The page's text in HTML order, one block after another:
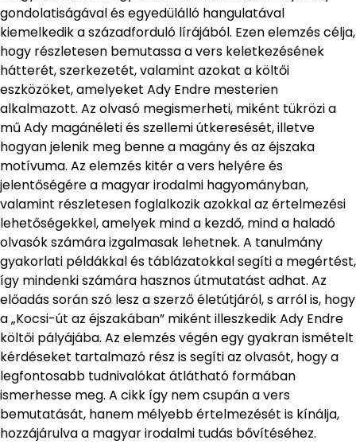
gondolatiságával és egyedülálló hangulatával
kiemelkedik a századforduló lírájából. Ezen elemzés célja,
hogy részletesen bemutassa a vers keletkezésének
hátterét, szerkezetét, valamint azokat a költői
eszközöket, amelyeket Ady Endre mesterien
alkalmazott. Az olvasó megismerheti, miként tükrözi a
mű Ady magánéleti és szellemi útkeresését, illetve
hogyan jelenik meg benne a magány és az éjszaka
motívuma. Az elemzés kitér a vers helyére és
jelentőségére a magyar irodalmi hagyományban,
valamint részletesen foglalkozik azokkal az értelmezési
lehetőségekkel, amelyek mind a kezdő, mind a haladó
olvasók számára izgalmasak lehetnek. A tanulmány
gyakorlati példákkal és táblázatokkal segíti a megértést,
így mindenki számára hasznos útmutatást adhat. Az
előadás során szó lesz a szerző életútjáról, s arról is, hogy
a „Kocsi-út az éjszakában” miként illeszkedik Ady Endre
költői pályájába. Az elemzés végén egy gyakran ismételt
kérdéseket tartalmazó rész is segíti az olvasót, hogy a
legfontosabb tudnivalókat átlátható formában
ismerhesse meg. A cikk így nem csupán a vers
bemutatását, hanem mélyebb értelmezését is kínálja,
hozzájárulva a magyar irodalmi tudás bővítéséhez.